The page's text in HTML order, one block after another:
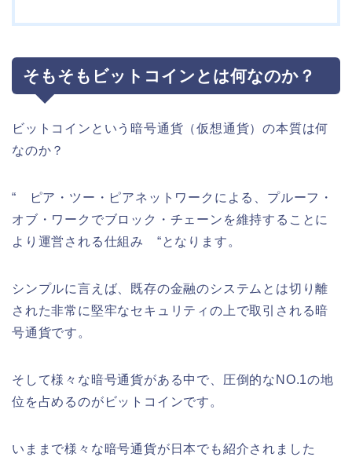
そもそもビットコインとは何なのか？
ビットコインという暗号通貨（仮想通貨）の本質は何
なのか？
“ ピア・ツー・ピアネットワークによる、プルーフ・
オブ・ワークでブロック・チェーンを維持することに
より運営される仕組み “となります。
シンプルに言えば、既存の金融のシステムとは切り離
された非常に堅牢なセキュリティの上で取引される暗
号通貨です。
そして様々な暗号通貨がある中で、圧倒的なNO.1の地
位を占めるのがビットコインです。
いままで様々な暗号通貨が日本でも紹介されました